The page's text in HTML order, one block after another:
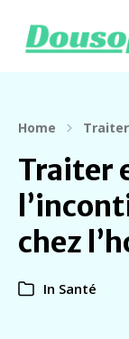
Home
Traiter
chez
In Santé